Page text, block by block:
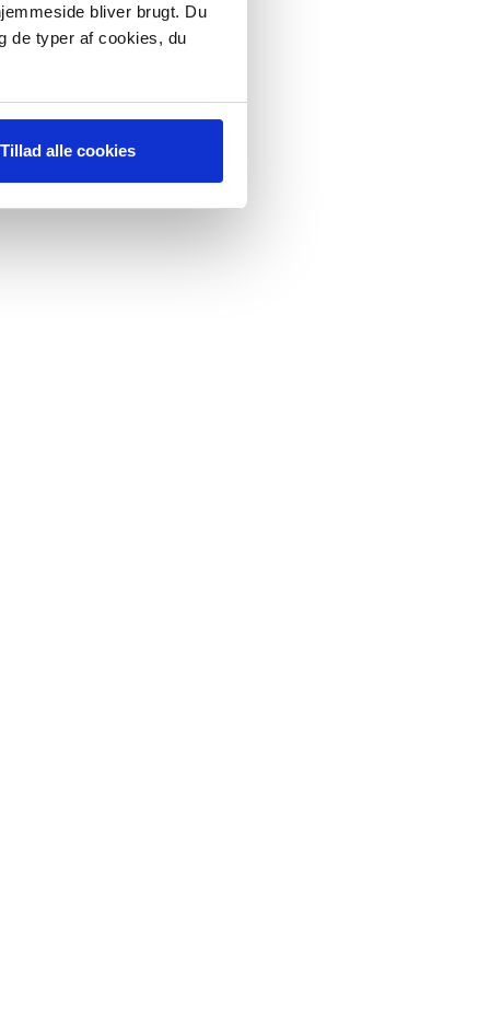
bliver brugt. Du
de typer af cookies, du
Tillad alle cookies